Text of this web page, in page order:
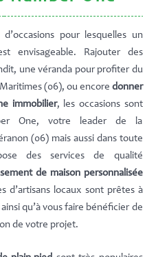
pour lesquelles un
envisageable. Rajouter des
une véranda pour profiter du
(06), ou encore donner
immobilier, les occasions sont
One, votre leader de la
(06) mais aussi dans toute
des services de qualité
de maison personnalisée
d’artisans locaux sont prêtes à
qu’à vous faire bénéficier de
de votre projet.